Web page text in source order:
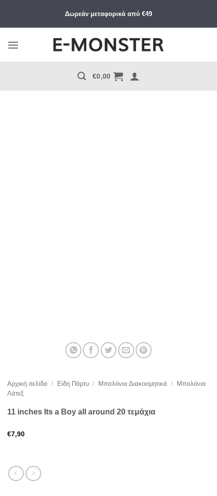
περιεχόμενο
Δωρεάν μεταφορικά από €49
€0,00
Αρχική σελίδα / Είδη Πάρτυ / Μπαλόνια Διακοσμητικά /
Μπαλόνια
Λάτεξ
11 inches Its a Boy all around 20 τεμάχια
€7,90